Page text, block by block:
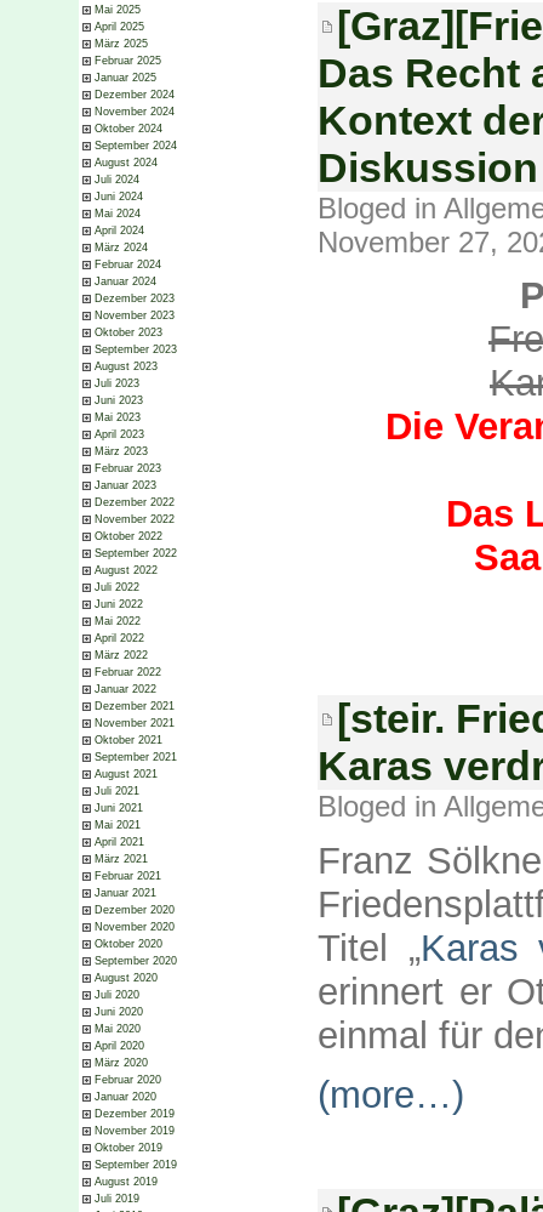
Mai 2025
April 2025
März 2025
Februar 2025
Januar 2025
Dezember 2024
November 2024
Oktober 2024
September 2024
August 2024
Juli 2024
Juni 2024
Mai 2024
April 2024
März 2024
Februar 2024
Januar 2024
Dezember 2023
November 2023
Oktober 2023
September 2023
August 2023
Juli 2023
Juni 2023
Mai 2023
April 2023
März 2023
Februar 2023
Januar 2023
Dezember 2022
November 2022
Oktober 2022
September 2022
August 2022
Juli 2022
Juni 2022
Mai 2022
April 2022
März 2022
Februar 2022
Januar 2022
Dezember 2021
November 2021
Oktober 2021
September 2021
August 2021
Juli 2021
Juni 2021
Mai 2021
April 2021
März 2021
Februar 2021
Januar 2021
Dezember 2020
November 2020
Oktober 2020
September 2020
August 2020
Juli 2020
Juni 2020
Mai 2020
April 2020
März 2020
Februar 2020
Januar 2020
Dezember 2019
November 2019
Oktober 2019
September 2019
August 2019
Juli 2019
Das Recht
Kontext
Diskussion
Bloged in
November 27,
Die
Das
[steir.
Karas
Bloged in
Franz
Titel „Karas
erinnert er
einmal für
(more…)